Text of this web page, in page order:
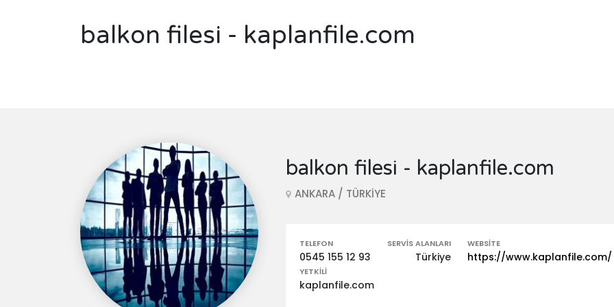
balkon filesi - kaplanfile.com
balkon filesi - kaplanfile.com
ANKARA / TÜRKİYE
TELEFON
0545 155 12 93
SERVIS ALANLARI
Türkiye
WEBSITE
https://www.kaplanfile.com/
YETKILI
kaplanfile.com